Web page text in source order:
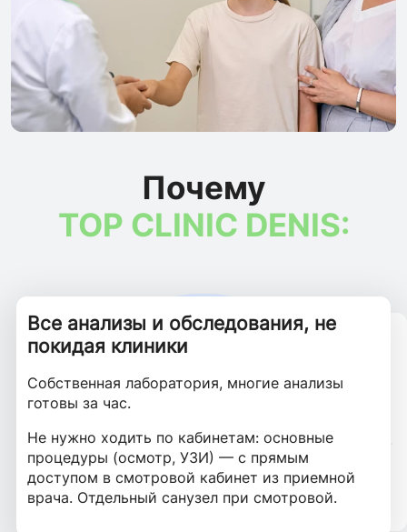
Почему
TOP CLINIC DENIS:
Все анализы и обследования, не
покидая клиники
Собственная лаборатория, многие анализы
готовы за час.
Не нужно ходить по кабинетам: основные
процедуры (осмотр, УЗИ) — с прямым
доступом в смотровой кабинет из приемной
врача. Отдельный санузел при смотровой.
Тактичный и деликатный подход к
детям и подросткам
Заботимся о психологическом комфорте
отношениях, гарантируем конфиденциальность.
Только доказательная медицина
Используем методы лечения с доказанной
эффективностью и безопасностью,
Безопасная среда
Отдельный вход в детскую поликлинику, лифт
только для пациентов детской поликлиники и
антискользящее покрытие. В помещениях
эргономичная мебель без острых углов.
Детский стационар
16 одноместных палат с собственным санузлом
и удобным раскладным массажным креслом
Индивидуальный климат-контроль, большой
телевизор, wi-fi. Питание ресторанного уровня.